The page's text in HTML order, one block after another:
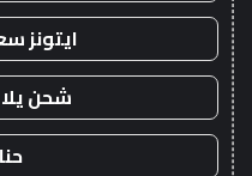
ايتونز
شحن